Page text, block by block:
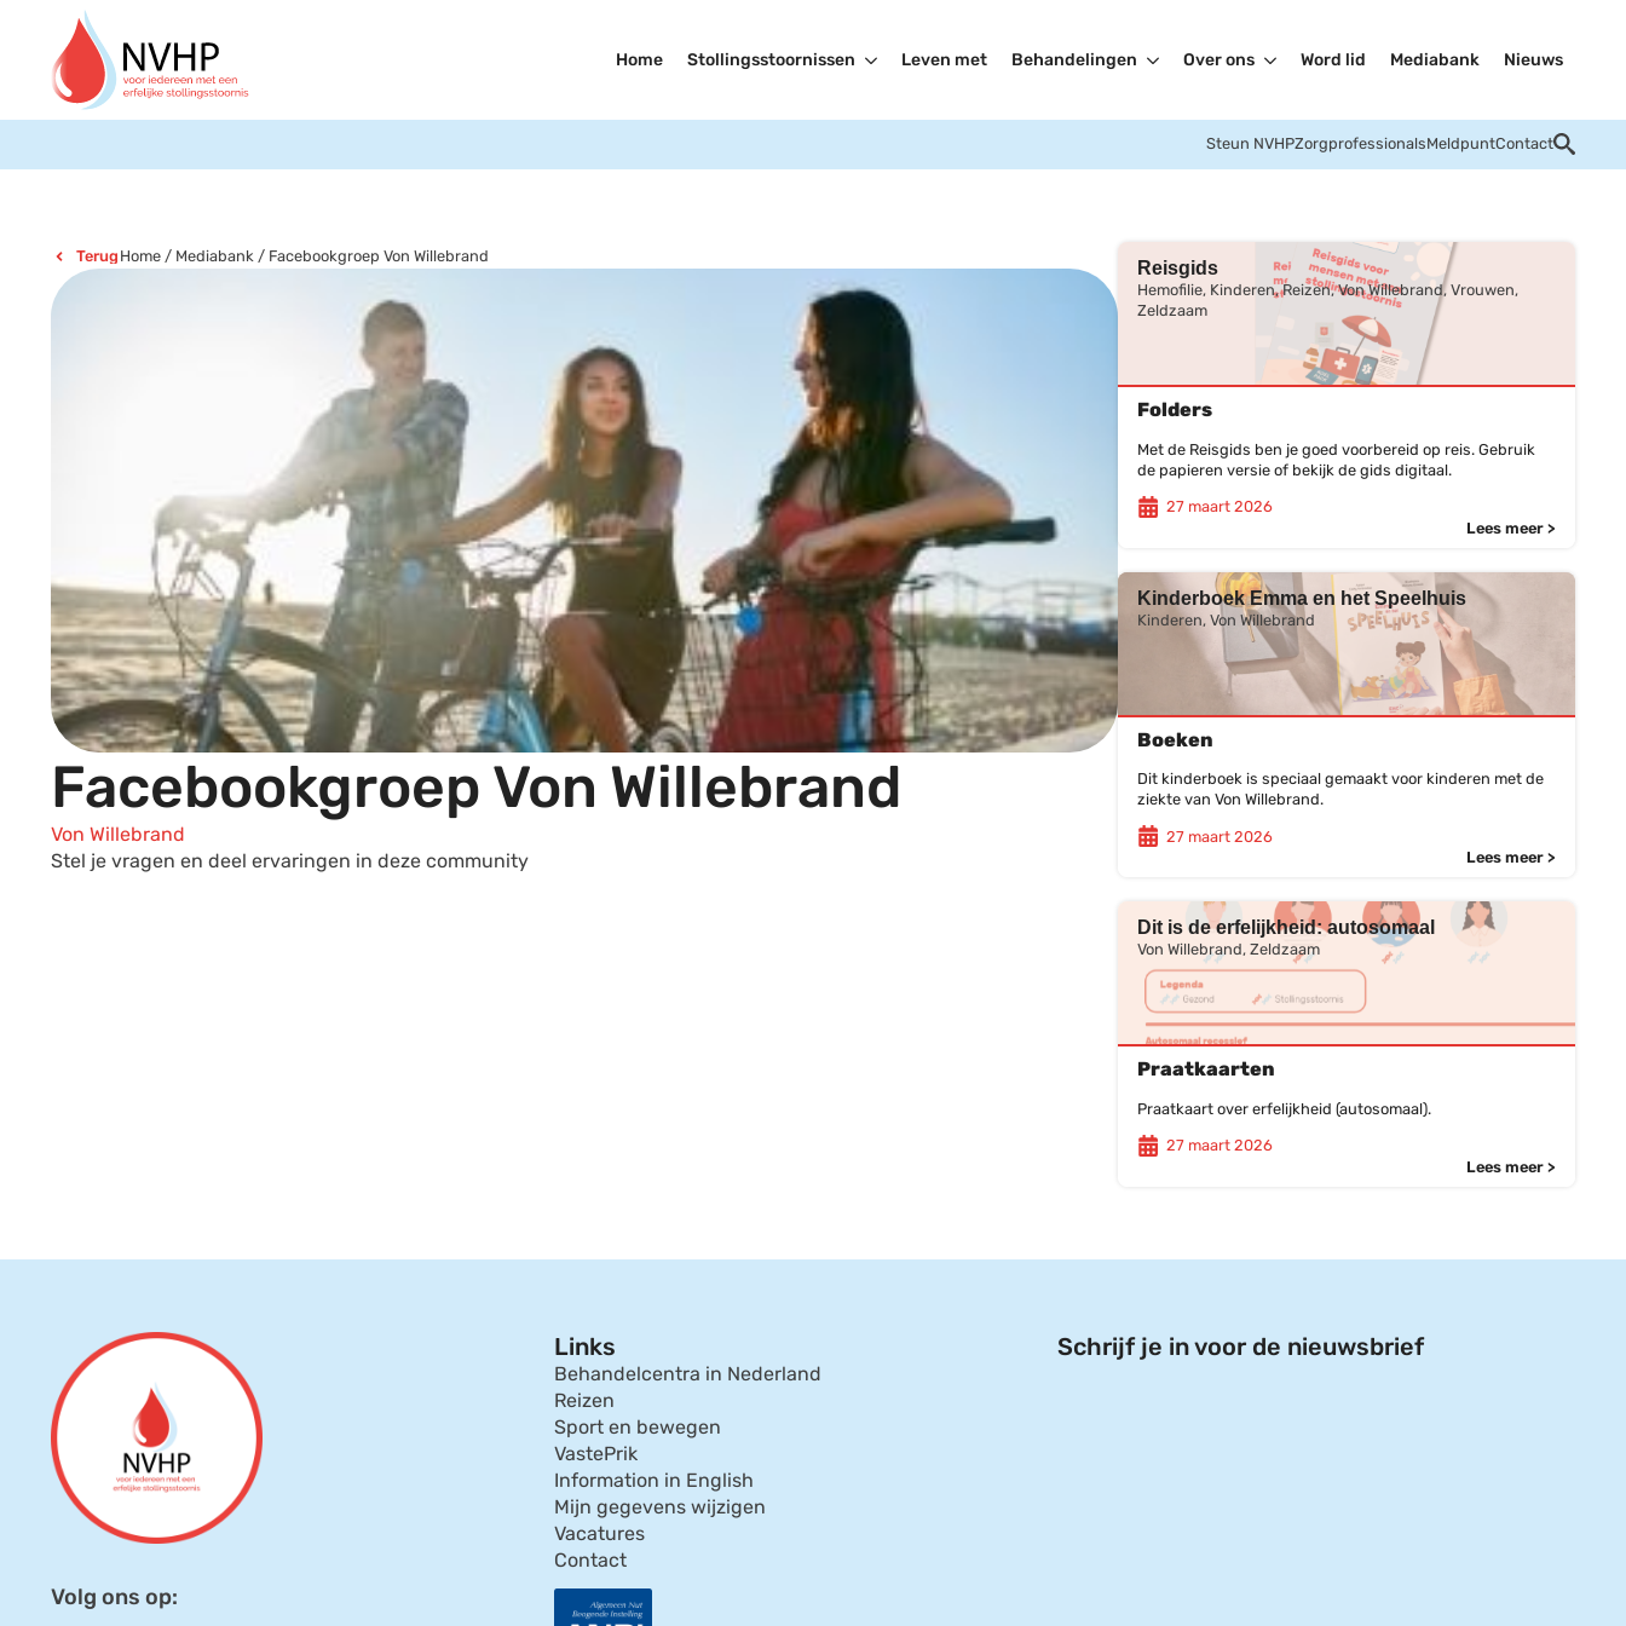
Home Stollingsstoornissen Leven met Behandelingen Over ons Word lid Mediabank Nieuws
Steun NVHPZorgprofessionalsMeldpuntContact
Terug Home/ Mediabank / Facebookgroep Von Willebrand
Facebookgroep Von Willebrand
Von Willebrand
Stel je vragen en deel ervaringen in deze community
Reisgids
Hemofilie, Kinderen, Reizen, Von Willebrand, Vrouwen,
Zeldzaam
Folders
Met de Reisgids ben je goed voorbereid op reis. Gebruik
de papieren versie of bekijk de gids digitaal.
27 maart 2026
Lees meer >
Kinderboek Emma en het Speelhuis
Kinderen, Von Willebrand
Boeken
Dit kinderboek is speciaal gemaakt voor kinderen met de
ziekte van Von Willebrand.
27 maart 2026
Lees meer >
Dit is de erfelijkheid: autosomaal
Von Willebrand, Zeldzaam
Praatkaarten
Praatkaart over erfelijkheid (autosomaal).
27 maart 2026
Lees meer >
Volg ons op:
Links
Behandelcentra in Nederland
Reizen
Sport en bewegen
VastePrik
Information in English
Mijn gegevens wijzigen
Vacatures
Contact
Schrijf je in voor de nieuwsbrief